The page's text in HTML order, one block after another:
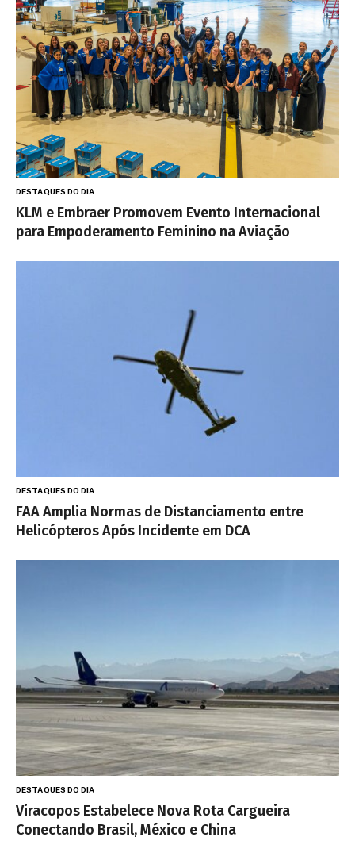
DESTAQUES DO DIA
KLM e Embraer Promovem Evento Internacional
para Empoderamento Feminino na Aviação
DESTAQUES DO DIA
FAA Amplia Normas de Distanciamento entre
Helicópteros Após Incidente em DCA
DESTAQUES DO DIA
Viracopos Estabelece Nova Rota Cargueira
Conectando Brasil, México e China